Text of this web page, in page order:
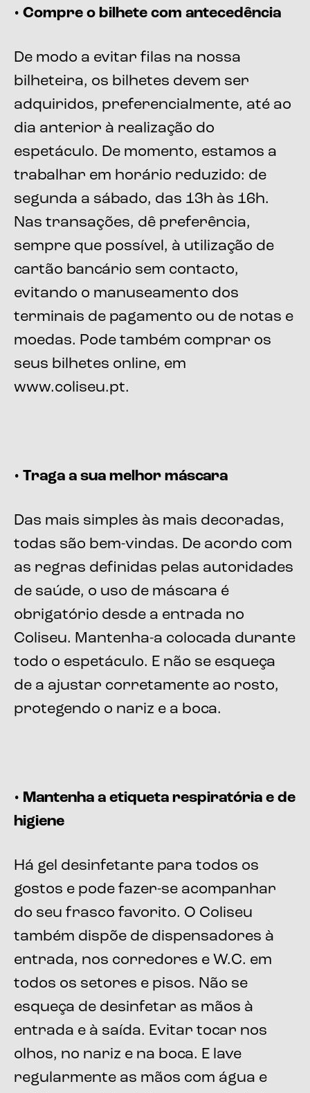
• Compre o bilhete com antecedência
De modo a evitar filas na nossa
bilheteira, os bilhetes devem ser
adquiridos, preferencialmente, até ao
dia anterior à realização do
espetáculo. De momento, estamos a
trabalhar em horário reduzido: de
segunda a sábado, das 13h às 16h.
Nas transações, dê preferência,
sempre que possível, à utilização de
cartão bancário sem contacto,
evitando o manuseamento dos
terminais de pagamento ou de notas e
moedas. Pode também comprar os
seus bilhetes online, em
www.coliseu.pt.
• Traga a sua melhor máscara
Das mais simples às mais decoradas,
todas são bem-vindas. De acordo com
as regras definidas pelas autoridades
de saúde, o uso de máscara é
obrigatório desde a entrada no
Coliseu. Mantenha-a colocada durante
todo o espetáculo. E não se esqueça
de a ajustar corretamente ao rosto,
protegendo o nariz e a boca.
• Mantenha a etiqueta respiratória e de
higiene
Há gel desinfetante para todos os
gostos e pode fazer-se acompanhar
do seu frasco favorito. O Coliseu
também dispõe de dispensadores à
entrada, nos corredores e W.C. em
todos os setores e pisos. Não se
esqueça de desinfetar as mãos à
entrada e à saída. Evitar tocar nos
olhos, no nariz e na boca. E lave
regularmente as mãos com água e